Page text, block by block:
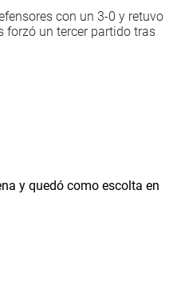
con un 3-0 y retuvo
forzó un tercer partido tras